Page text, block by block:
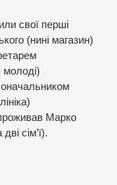
свої перші
(нині магазин)
молоді)
Марко
сім’ї).